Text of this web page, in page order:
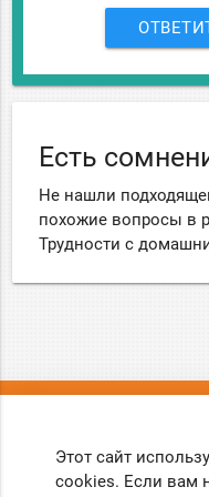
Есть
Не нашли
похожие вопросы в
Трудности с
О проекте
Этот сайт
cookies. Если вам